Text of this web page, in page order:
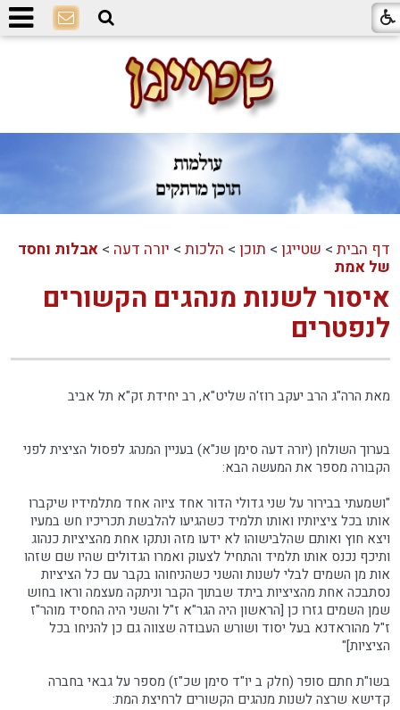
דף הבית > שטייגן > תוכן > הלכות > יורה דעה >אבלות וחסד
של אמת
איסור לשנות מנהגים הקשורים
לנפטרים
מאת הרה"ג הרב יעקב רוז'ה שליט"א, רב יחידת זק"א תל אביב
בערוך השולחן (יורה דעה סימן שנ"א) בעניין המנהג לפסול הציצית לפני
הקבורה מספר את המעשה הבא:
"ושמעתי בבירור על שני גדולי הדור אחד ציוה אחד מתלמידיו שיקברו
אותו בכל ציציותיו ואותו תלמיד כשהגיעו להלבשת תכריכיו חש במעיו
ויצא חוץ ואותם שהלבישוהו לא ידעו מזה ונתקו אחת מהציציות כנהוג
ותיכף נכנס אותו תלמיד והתחיל לצעוק ואמרו הגדולים שהיו שם שזהו
אות מן השמים לבלי לשנות והשני כשהניחוהו בקבר עם כל הציציות
נסתבכה אחת מהציציות ביתד שבתוך הקבר וניתקה מעצמה וראו בחוש
שמן השמים גזרו כן [הראשון היה הגר"א ז"ל והשני היה החסיד מוהר"ז
ז"ל מהוראדנא בעל יסוד ושורש העבודה שצווה גם כן להניחו בכל
הציציות]"
בשו"ת חתם סופר (חלק ב יו"ד סימן שכ"ז) מספר על גבאי בחברה
קדישא שרצה לשנות מנהגים הקשורים לרחיצת המת: